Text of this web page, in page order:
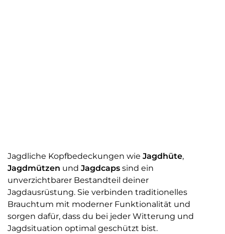
Jagdliche Kopfbedeckungen wie Jagdhüte,
Jagdmützen und Jagdcaps sind ein
unverzichtbarer Bestandteil deiner
Jagdausrüstung. Sie verbinden traditionelles
Brauchtum mit moderner Funktionalität und
sorgen dafür, dass du bei jeder Witterung und
Jagdsituation optimal geschützt bist.